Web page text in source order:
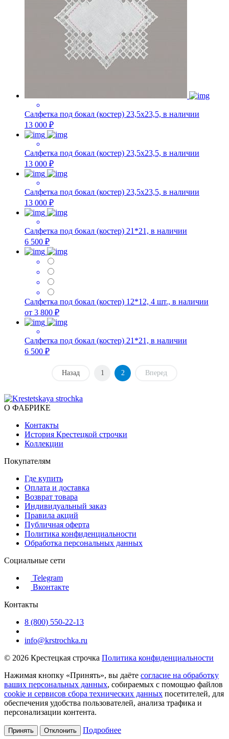
Салфетка под бокал (костер) 23,5х23,5, в наличии
13 000 ₽
Салфетка под бокал (костер) 23,5х23,5, в наличии
13 000 ₽
Салфетка под бокал (костер) 23,5х23,5, в наличии
13 000 ₽
Салфетка под бокал (костер) 21*21, в наличии
6 500 ₽
Салфетка под бокал (костер) 12*12, 4 шт., в наличии
от 3 800 ₽
Салфетка под бокал (костер) 21*21, в наличии
6 500 ₽
Назад 1 2 Вперед
О ФАБРИКЕ
Контакты
История Крестецкой строчки
Коллекции
Покупателям
Где купить
Оплата и доставка
Возврат товара
Индивидуальный заказ
Правила акций
Публичная оферта
Политика конфиденциальности
Обработка персональных данных
Социальные сети
Telegram
Вконтакте
Контакты
8 (800) 550-22-13
info@krstrochka.ru
© 2026 Крестецкая строчка Политика конфиденциальности
Нажимая кнопку «Принять», вы даёте согласие на обработку
ваших персональных данных, собираемых с помощью файлов
cookie и сервисов сбора технических данных посетителей, для
обеспечения удобства пользователей, анализа трафика и
персонализации контента.
Принять Отклонить Подробнее